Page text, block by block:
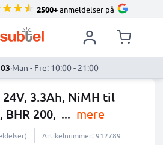
2500+anmeldelser på
·Man - Fre: 10:00 - 21:00
3.3Ah, NiMH til
200, ... mere
Artikelnummer: 912789